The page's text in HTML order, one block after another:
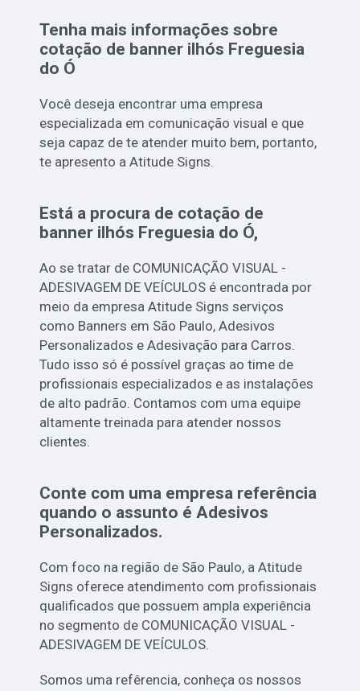
Tenha mais informações sobre
cotação de banner ilhós Freguesia
do Ó
Você deseja encontrar uma empresa
especializada em comunicação visual e que
seja capaz de te atender muito bem, portanto,
te apresento a Atitude Signs.
Está a procura de cotação de
banner ilhós Freguesia do Ó,
Ao se tratar de COMUNICAÇÃO VISUAL -
ADESIVAGEM DE VEÍCULOS é encontrada por
meio da empresa Atitude Signs serviços
como Banners em São Paulo, Adesivos
Personalizados e Adesivação para Carros.
Tudo isso só é possível graças ao time de
profissionais especializados e as instalações
de alto padrão. Contamos com uma equipe
altamente treinada para atender nossos
clientes.
Conte com uma empresa referência
quando o assunto éAdesivos
Personalizados.
Com foco na região de São Paulo, a Atitude
Signs oferece atendimento com profissionais
qualificados que possuem ampla experiência
no segmento de COMUNICAÇÃO VISUAL -
ADESIVAGEM DE VEÍCULOS.
Somos uma refêrencia, conheça os nossos